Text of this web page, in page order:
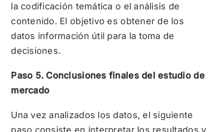
la codificación temática o el análisis de
contenido. El objetivo es obtener de los
datos información útil para la toma de
decisiones.
Paso 5. Conclusiones finales del estudio de
mercado
Una vez analizados los datos, el siguiente
paso consiste en interpretar los resultados y